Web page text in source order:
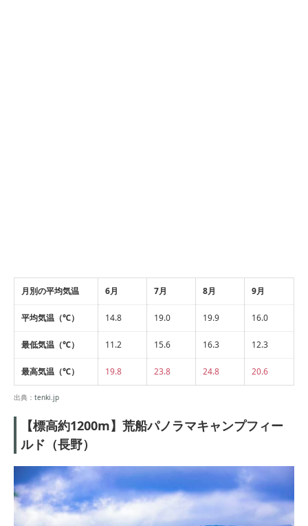
月別の平均気温 6月 7月 8月 9月
平均気温（℃） 14.8 19.0 19.9 16.0
最低気温（℃） 11.2 15.6 16.3 12.3
最高気温（℃） 19.8 23.8 24.8 20.6
出典： tenki.jp
【標高約1200m】荒船パノラマキャンプフィー
ルド（長野）